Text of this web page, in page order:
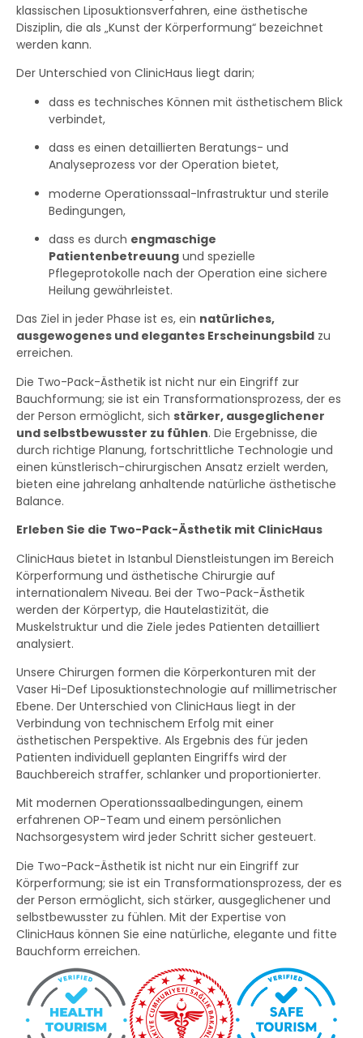
klassischen Liposuktionsverfahren, eine ästhetische
Disziplin, die als „Kunst der Körperformung“ bezeichnet
werden kann.
Der Unterschied von ClinicHaus liegt darin;
dass es technisches Können mit ästhetischem Blick
verbindet,
dass es einen detaillierten Beratungs- und
Analyseprozess vor der Operation bietet,
moderne Operationssaal-Infrastruktur und sterile
Bedingungen,
dass es durch engmaschige
Patientenbetreuung und spezielle
Pflegeprotokolle nach der Operation eine sichere
Heilung gewährleistet.
Das Ziel in jeder Phase ist es, ein natürliches,
ausgewogenes und elegantes Erscheinungsbild zu
erreichen.
Die Two-Pack-Ästhetik ist nicht nur ein Eingriff zur
Bauchformung; sie ist ein Transformationsprozess, der es
der Person ermöglicht, sich stärker, ausgeglichener
und selbstbewusster zu fühlen. Die Ergebnisse, die
durch richtige Planung, fortschrittliche Technologie und
einen künstlerisch-chirurgischen Ansatz erzielt werden,
bieten eine jahrelang anhaltende natürliche ästhetische
Balance.
Erleben Sie die Two-Pack-Ästhetik mit ClinicHaus
ClinicHaus bietet in Istanbul Dienstleistungen im Bereich
Körperformung und ästhetische Chirurgie auf
internationalem Niveau. Bei der Two-Pack-Ästhetik
werden der Körpertyp, die Hautelastizität, die
Muskelstruktur und die Ziele jedes Patienten detailliert
analysiert.
Unsere Chirurgen formen die Körperkonturen mit der
Vaser Hi-Def Liposuktionstechnologie auf millimetrischer
Ebene. Der Unterschied von ClinicHaus liegt in der
Verbindung von technischem Erfolg mit einer
ästhetischen Perspektive. Als Ergebnis des für jeden
Patienten individuell geplanten Eingriffs wird der
Bauchbereich straffer, schlanker und proportionierter.
Mit modernen Operationssaalbedingungen, einem
erfahrenen OP-Team und einem persönlichen
Nachsorgesystem wird jeder Schritt sicher gesteuert.
Die Two-Pack-Ästhetik ist nicht nur ein Eingriff zur
Körperformung; sie ist ein Transformationsprozess, der es
der Person ermöglicht, sich stärker, ausgeglichener und
selbstbewusster zu fühlen. Mit der Expertise von
ClinicHaus können Sie eine natürliche, elegante und fitte
Bauchform erreichen.